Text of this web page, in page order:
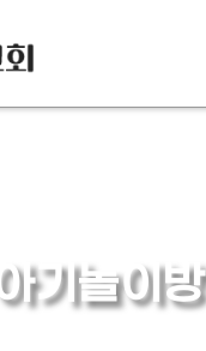
아기놀이방